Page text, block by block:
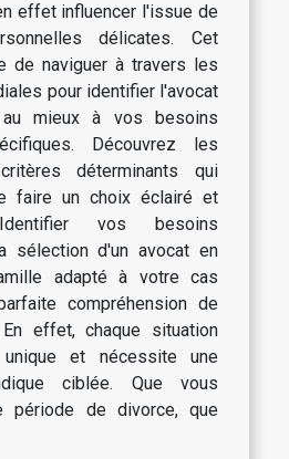
effet influencer l'issue de
délicates. Cet
de naviguer à travers les
pour identifier l'avocat
mieux à vos besoins
Découvrez les
déterminants qui
faire un choix éclairé et
vos besoins
sélection d'un avocat en
adapté à votre cas
compréhension de
effet, chaque situation
et nécessite une
ciblée. Que vous
période de divorce, que